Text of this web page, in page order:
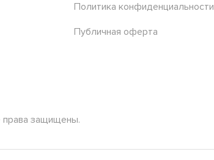
Политика конфиденциальности
Публичная оферта
защищены.